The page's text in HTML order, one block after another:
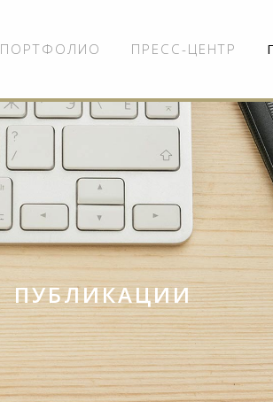
ПОРТФОЛИО ПРЕСС-ЦЕНТР
ПУБЛИКАЦИИ